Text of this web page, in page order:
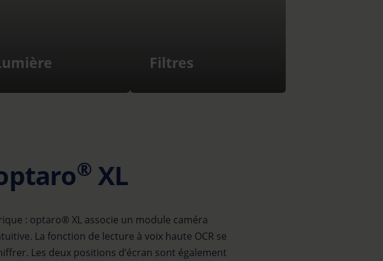
Filtres
® XL
: optaro® XL associe un module caméra
La fonction de lecture à voix haute OCR se
Les deux positions d’écran sont également